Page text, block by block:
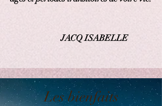
JACQ ISABELLE​
Les bienfaits